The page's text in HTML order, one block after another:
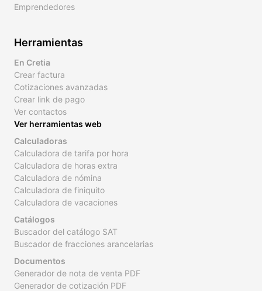
Emprendedores
Herramientas
En Cretia
Crear factura
Cotizaciones avanzadas
Crear link de pago
Ver contactos
Ver herramientas web
Calculadoras
Calculadora de tarifa por hora
Calculadora de horas extra
Calculadora de nómina
Calculadora de finiquito
Calculadora de vacaciones
Catálogos
Buscador del catálogo SAT
Buscador de fracciones arancelarias
Documentos
Generador de nota de venta PDF
Generador de cotización PDF